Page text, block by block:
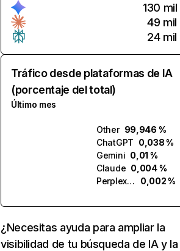
130 mil
49 mil
24 mil
Tráfico desde plataformas de IA
(porcentaje del total)
Último mes
Other 99,946 %
ChatGPT 0,038 %
Gemini 0,01 %
Claude 0,004 %
Perplexity
0,002 %
¿Necesitas ayuda para ampliar la
visibilidad de tu búsqueda de IA y la